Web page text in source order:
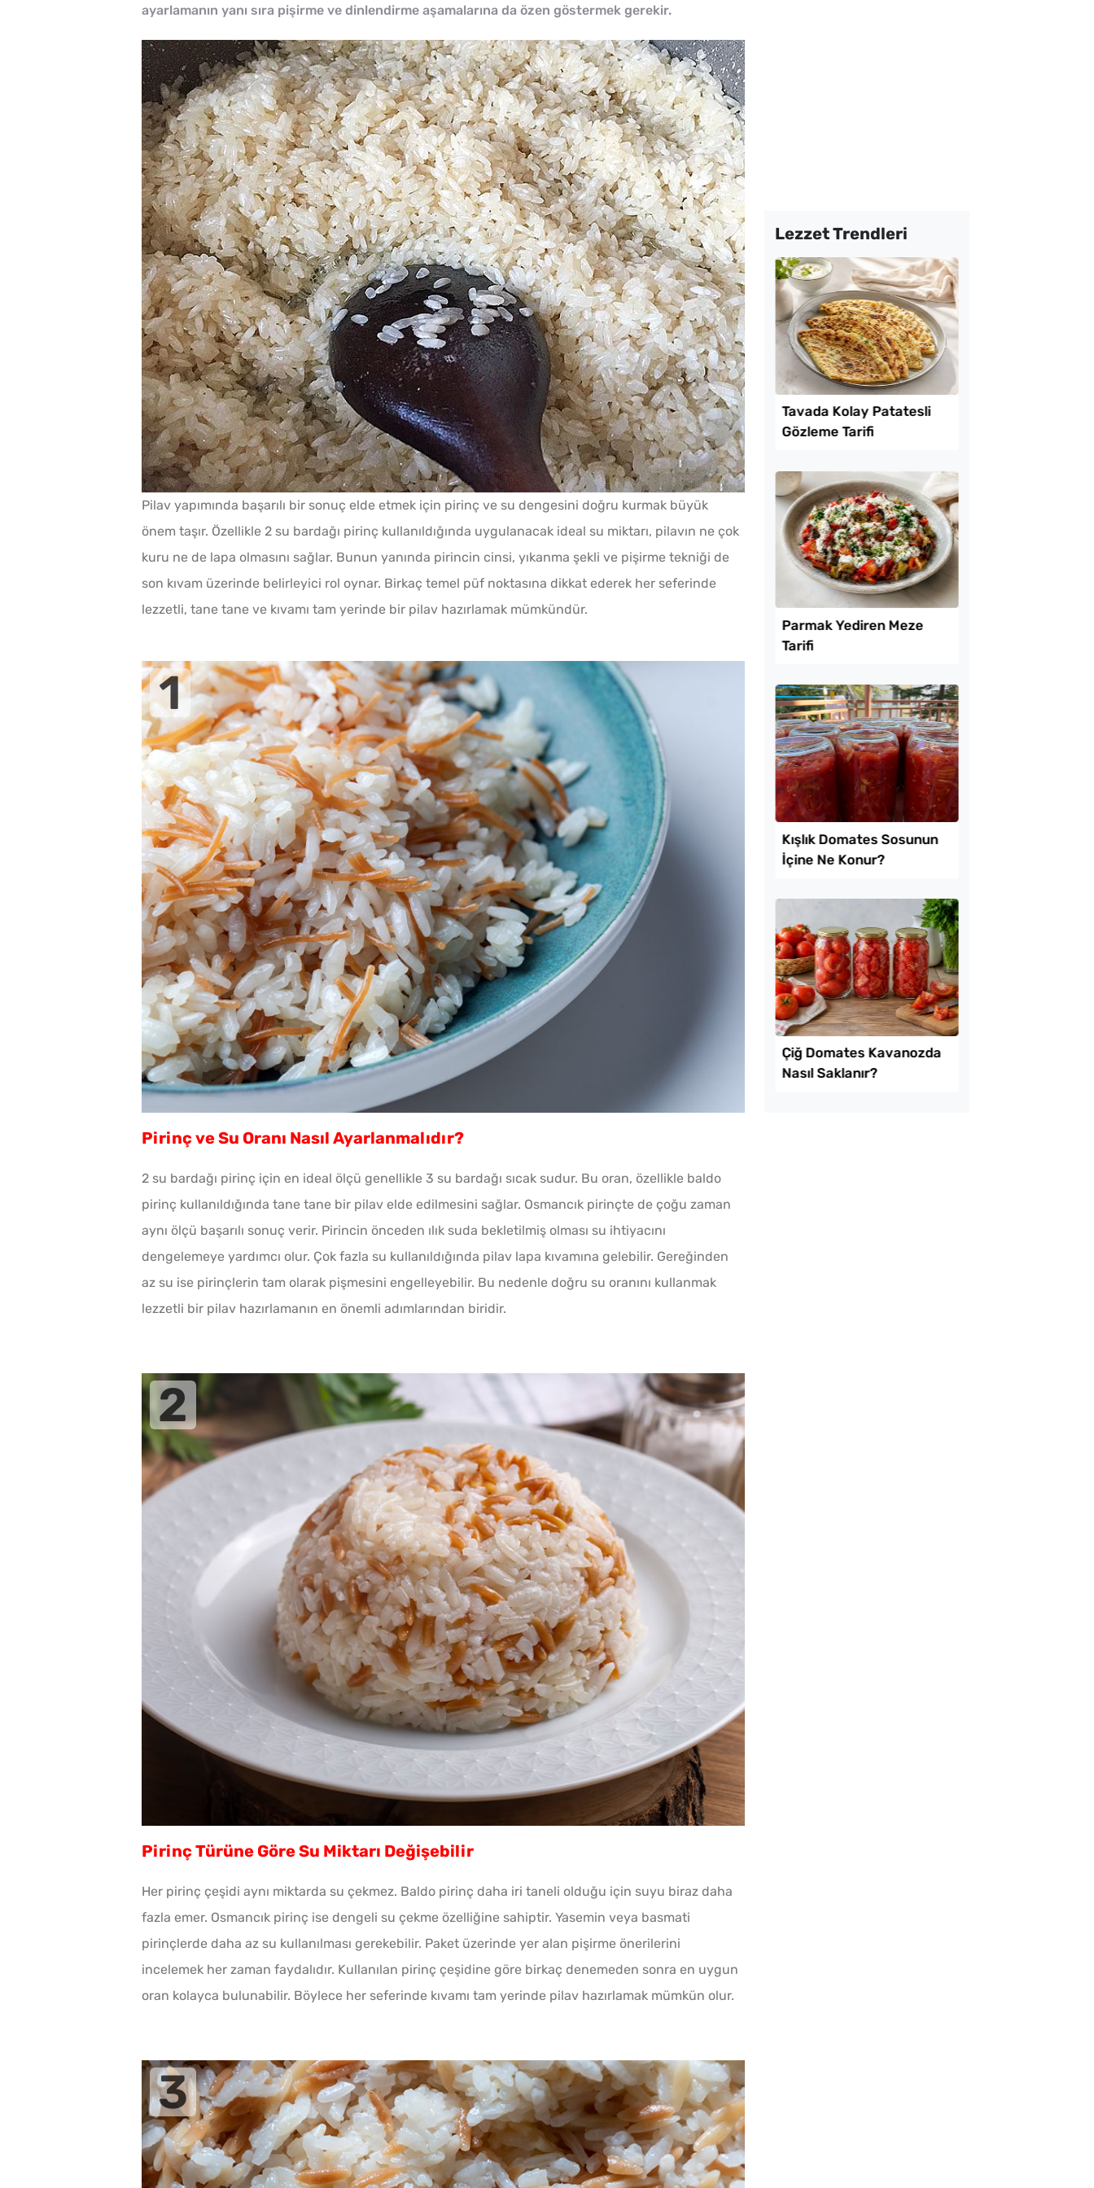
ayarlamanın yanı sıra pişirme ve dinlendirme aşamalarına da özen göstermek gerekir.
Lezzet Trendleri
Bayat Ekmeği Saniyeler
İçinde Taze Hale Getiren
Yöntem
Ev Yapımı Domates Sosu
Kaç Yıl Dayanır?
Yapmanın 4 Püf Noktası
Kışlık Tarhanaya Tarhun
Otu Konur Mu?
10 Dakikaya Sendeyim
Poğaçası Tarifi
Sadece 1 Patates ve 1
Bardak Un ile Tavada
Gözleme Tarifi
Tarifi
Pilav yapımında başarılı bir sonuç elde etmek için pirinç ve su dengesini doğru kurmak büyük
önem taşır. Özellikle 2 su bardağı pirinç kullanıldığında uygulanacak ideal su miktarı, pilavın ne çok
kuru ne de lapa olmasını sağlar. Bunun yanında pirincin cinsi, yıkanma şekli ve pişirme tekniği de
son kıvam üzerinde belirleyici rol oynar. Birkaç temel püf noktasına dikkat ederek her seferinde
lezzetli, tane tane ve kıvamı tam yerinde bir pilav hazırlamak mümkündür.
Pirinç ve Su Oranı Nasıl Ayarlanmalıdır?
2 su bardağı pirinç için en ideal ölçü genellikle 3 su bardağı sıcak sudur. Bu oran, özellikle baldo
pirinç kullanıldığında tane tane bir pilav elde edilmesini sağlar. Osmancık pirinçte de çoğu zaman
aynı ölçü başarılı sonuç verir. Pirincin önceden ılık suda bekletilmiş olması su ihtiyacını
dengelemeye yardımcı olur. Çok fazla su kullanıldığında pilav lapa kıvamına gelebilir. Gereğinden
az su ise pirinçlerin tam olarak pişmesini engelleyebilir. Bu nedenle doğru su oranını kullanmak
lezzetli bir pilav hazırlamanın en önemli adımlarından biridir.
Pirinç Türüne Göre Su Miktarı Değişebilir
Her pirinç çeşidi aynı miktarda su çekmez. Baldo pirinç daha iri taneli olduğu için suyu biraz daha
fazla emer. Osmancık pirinç ise dengeli su çekme özelliğine sahiptir. Yasemin veya basmati
pirinçlerde daha az su kullanılması gerekebilir. Paket üzerinde yer alan pişirme önerilerini
incelemek her zaman faydalıdır. Kullanılan pirinç çeşidine göre birkaç denemeden sonra en uygun
oran kolayca bulunabilir. Böylece her seferinde kıvamı tam yerinde pilav hazırlamak mümkün olur.